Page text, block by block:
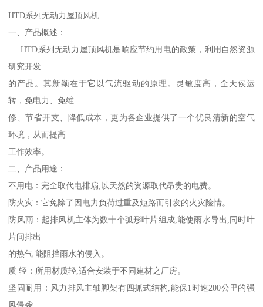
HTD系列无动力屋顶风机
一、产品概述：
HTD系列无动力屋顶风机是响应节约用电的政策，利用自然资源
研究开发
的产品。其新颖在于它以气流驱动的原理。灵敏度高，全天侯运
转，免电力、免维
修、节省开支、降低成本，更为各企业提供了一个优良清新的空气
环境，从而提高
工作效率。
二、产品用途：
不用电：完全取代电排扇,以天然的资源取代昂贵的电费。
防火灾：它免除了因电力负荷过重及短路而引发的火灾险情。
防风雨：起排风机主体为数十个弧形叶片组成,能使雨水导出,同时叶
片间排出
的热气 能阻挡雨水的侵入。
质 轻：所用材质轻,适合安装于不同建材之厂房。
坚固耐用：风力排风主轴脚架有四抓式结构,能保1时速200公里的强
风侵袭